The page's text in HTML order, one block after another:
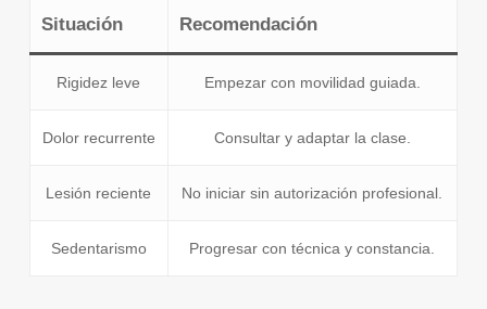
Situación Recomendación
Rigidez leve Empezar con movilidad guiada.
Dolor recurrente Consultar y adaptar la clase.
Lesión reciente No iniciar sin autorización profesional.
Sedentarismo Progresar con técnica y constancia.